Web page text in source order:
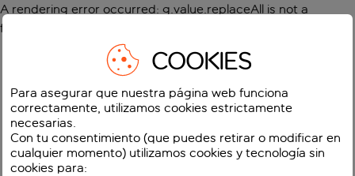
A rendering error occurred: g.value.replaceAll is not a
function
COOKIES
Para asegurar que nuestra página web funciona
correctamente, utilizamos cookies estrictamente
necesarias.
Con tu consentimiento (que puedes retirar o modificar en
cualquier momento) utilizamos cookies y tecnología sin
cookies para: